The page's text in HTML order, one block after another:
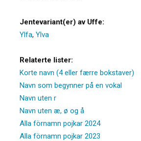
Jentevariant(er) av Uffe:
Ylfa, Ylva
Relaterte lister:
Korte navn (4 eller færre bokstaver)
Navn som begynner på en vokal
Navn uten r
Navn uten æ, ø og å
Alla förnamn pojkar 2024
Alla förnamn pojkar 2023